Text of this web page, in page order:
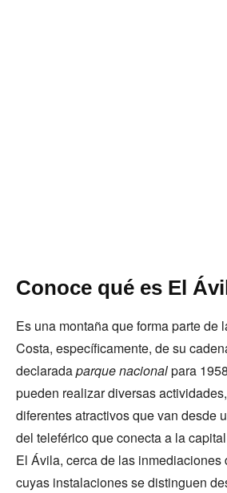
Conoce qué es El
Es una montaña que forma parte de
Costa, específicamente, de su
declaradaparque nacionalpara
pueden realizar diversas
diferentes atractivos que van desde
del teleférico que conecta a la
El Ávila, cerca de las inmediaciones
cuyas instalaciones se distinguen